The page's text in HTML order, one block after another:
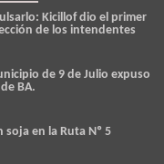
Kicillof dio el primer
de los intendentes
de 9 de Julio expuso
BA.
en la Ruta Nº 5